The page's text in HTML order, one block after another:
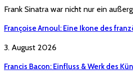
Frank Sinatra war nicht nur ein
Françoise Arnoul: Eine Ikone des
3. August 2026
Francis Bacon: Einfluss & Werk des